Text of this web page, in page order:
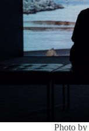
Photo by